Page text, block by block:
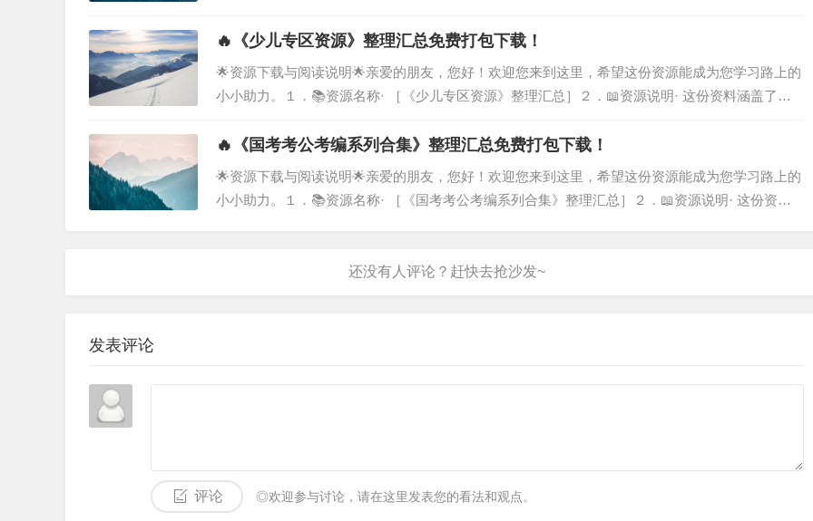
资源说明· 这份资料涵盖了［小学／初中／高中《教师常用资源》整理汇总］，由我们精心筛选、
汇总而成，旨在为您提供系统化的学习参考…
🔥《少儿专区资源》整理汇总免费打包下载！
🌟资源下载与阅读说明🌟亲爱的朋友，您好！欢迎您来到这里，希望这份资源能成为您学习路上的
小小助力。１．📚资源名称· ［《少儿专区资源》整理汇总］２．📖资源说明· 这份资料涵盖了
［《少儿专区资源》整理汇总］，由我们精心筛选、汇总而成，旨在为您提供系统化的学习参考。
希望能为您节省大量搜寻和整理的时间，让您…
🔥《国考考公考编系列合集》整理汇总免费打包下载！
🌟资源下载与阅读说明🌟亲爱的朋友，您好！欢迎您来到这里，希望这份资源能成为您学习路上的
小小助力。１．📚资源名称· ［《国考考公考编系列合集》整理汇总］２．📖资源说明· 这份资料
发表评论
评论 ◎欢迎参与讨论，请在这里发表您的看法和观点。